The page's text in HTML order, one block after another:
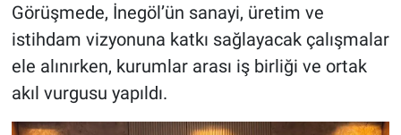
Görüşmede, İnegöl’ün sanayi, üretim ve
istihdam vizyonuna katkı sağlayacak çalışmalar
ele alınırken, kurumlar arası iş birliği ve ortak
akıl vurgusu yapıldı.